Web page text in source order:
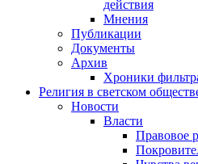
действия
Мнения
Публикации
Документы
Архив
Хроники
Религия в светском
Новости
Власти
Правовое